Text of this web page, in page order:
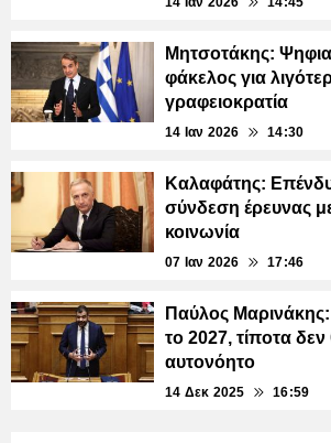
Μητσοτάκης:
φάκελος για
γραφειοκρατία
14 Ιαν 2026 14:30
Καλαφάτης:
σύνδεση έρευνας
κοινωνία
07 Ιαν 2026 17:46
Παύλος
το 2027, τίποτα δεν
αυτονόητο
14 Δεκ 2025 16:59